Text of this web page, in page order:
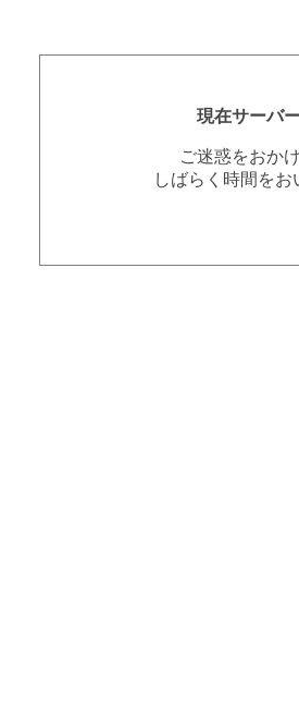
現在サーバ
ご迷惑をおか
しばらく時間を